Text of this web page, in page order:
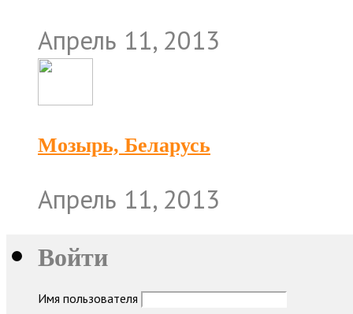
Апрель 11, 2013
Мозырь, Беларусь
Апрель 11, 2013
Войти
Имя пользователя